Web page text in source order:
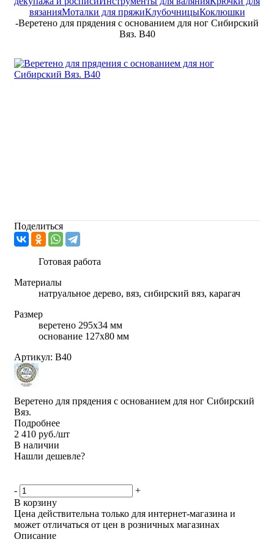
вязанияМоталки для пряжиКлубочницыКоклюшки
-Веретено для прядения с основанием для ног Сибирский
Вяз. B40
Поделиться
Готовая работа
Материалы
натруальное дерево, вяз, сибирский вяз, карагач
Размер
веретено 295х34 мм
основание 127х80 мм
Артикул: B40
Веретено для прядения с основанием для ног Сибирский
Вяз.
Подробнее
2 410 руб./шт
В наличии
Нашли дешевле?
-
+
В корзину
Цена действительна только для интернет-магазина и
может отличаться от цен в розничных магазинах
Описание